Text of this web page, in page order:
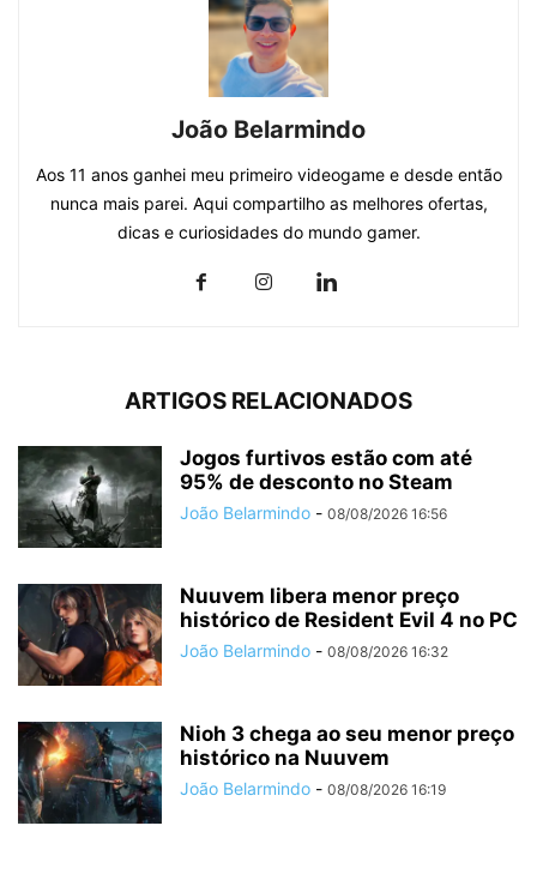
João Belarmindo
Aos 11 anos ganhei meu primeiro videogame e desde então
nunca mais parei. Aqui compartilho as melhores ofertas,
dicas e curiosidades do mundo gamer.
ARTIGOS RELACIONADOS
Jogos furtivos estão com até
95% de desconto no Steam
João Belarmindo - 08/08/2026 16:56
Nuuvem libera menor preço
histórico de Resident Evil 4 no PC
João Belarmindo - 08/08/2026 16:32
Nioh 3 chega ao seu menor preço
histórico na Nuuvem
João Belarmindo - 08/08/2026 16:19